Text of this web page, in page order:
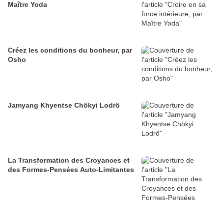
Maître Yoda
Créez les conditions du bonheur, par
Osho
Jamyang Khyentse Chökyi Lodrö
La Transformation des Croyances et
des Formes-Pensées Auto-Limitantes